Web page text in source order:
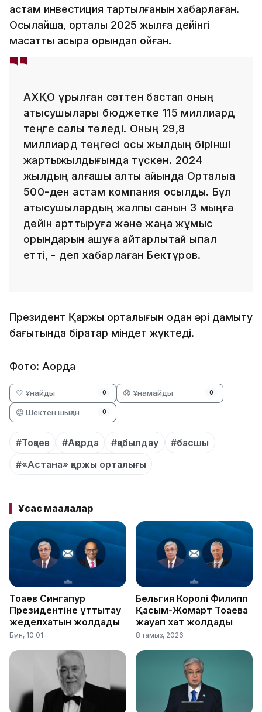
астам инвестиция тартылғанын хабарлаған.
Осылайша, орталық 2025 жылға дейінгі
мақсатты асыра орындап қойған.
АХҚО құрылған сәттен бастап оның
қатысушылары бюджетке 115 миллиард
теңге салық төледі. Оның 29,8
миллиард теңгесі осы жылдың бірінші
жартыжылдығында түскен. 2024
жылдың алғашқы алты айында Орталыққа
500-ден астам компания қосылды. Бұл
қатысушылардың жалпы санын 3 мыңға
дейін арттыруға және жаңа жұмыс
орындарын ашуға айтарлықтай ықпал
етті, - деп хабарлаған Бектұров.
Президент Қаржы орталығын одан әрі дамыту
бағытында бірқатар міндет жүктеді.
Фото: Ақорда
🤍 Ұнайды 0 😞 Ұнамайды 0
😡 Шектен шыққан 0
#Тоқаев #Ақорда #қабылдау
#басшы
#«Астана» қаржы орталығы
Ұқсас мақалалар
Тоқаев Сингапур
Президентіне құттықтау
жеделхатын жолдады
Бүгін, 10:01
Бельгия Королі Филипп
Қасым-Жомарт Тоқаевқа
жауап хат жолдады
8 тамыз, 2026